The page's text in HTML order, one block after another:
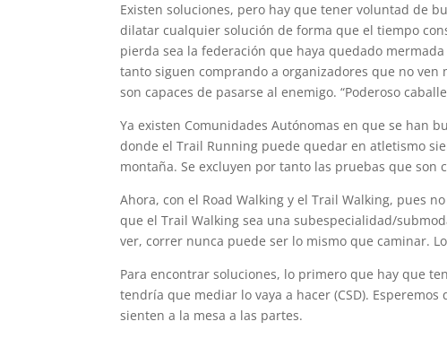
Existen soluciones, pero hay que tener voluntad de
dilatar cualquier solución de forma que el tiempo
pierda sea la federación que haya quedado
tanto siguen comprando a organizadores que no
son capaces de pasarse al enemigo. “Poderoso
Ya existen Comunidades Autónomas en que se han
donde el Trail Running puede quedar en atletismo
montaña. Se excluyen por tanto las pruebas que son
Ahora, con el Road Walking y el Trail Walking, pues
que el Trail Walking sea una subespecialidad/
ver, correr nunca puede ser lo mismo que caminar.
Para encontrar soluciones, lo primero que hay que
tendría que mediar lo vaya a hacer (CSD).
sienten a la mesa a las partes.